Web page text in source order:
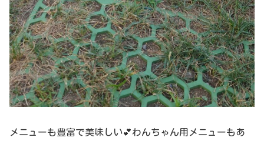
メニューも豊富で美味しい💕わんちゃん用メニューもあ